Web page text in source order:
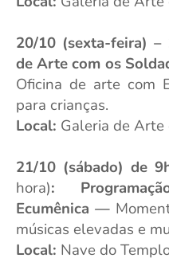
20/10 (sexta-feira) –
de Arte com os
Oficina de arte com
para crianças.
Local: Galeria de Arte
21/10 (sábado) de
hora):
Ecumênica —
músicas elevadas e
Local: Nave do